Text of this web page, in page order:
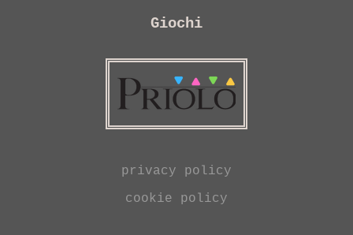
Giochi
privacy policy
cookie policy